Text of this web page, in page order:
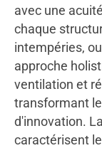
avec une
chaque
intempéries,
approche
ventilation et
transformant
d'innovation.
caractérisent